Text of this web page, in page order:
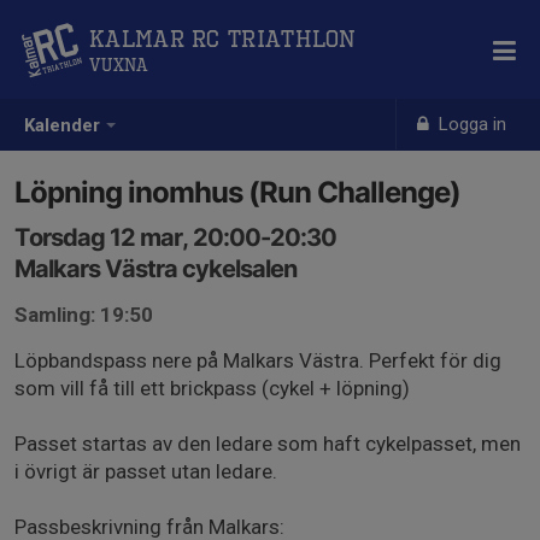
Kalender Logga in
Kalmar RC Triathlon
Vuxna
Löpning inomhus (Run Challenge)
Torsdag 12 mar, 20:00-20:30
Malkars Västra cykelsalen
Samling: 19:50
Löpbandspass nere på Malkars Västra. Perfekt för dig
som vill få till ett brickpass (cykel + löpning)
Passet startas av den ledare som haft cykelpasset, men
i övrigt är passet utan ledare.
Passbeskrivning från Malkars: